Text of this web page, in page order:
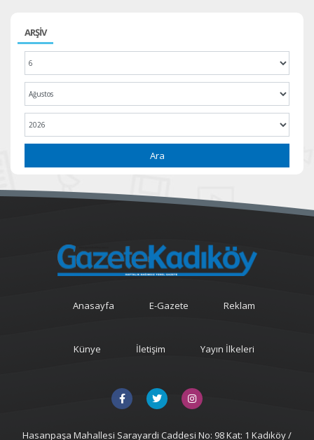
ARŞİV
Ara
Anasayfa E-Gazete Reklam
Künye İletişim Yayın İlkeleri
Hasanpaşa Mahallesi Sarayardi Caddesi No: 98 Kat: 1 Kadıköy /